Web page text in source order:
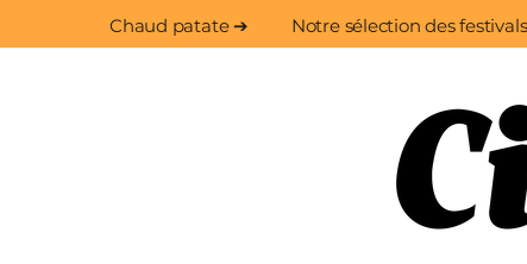
Chaud patate ➔ Notre sélection des